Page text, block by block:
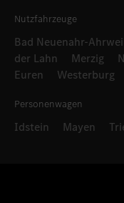
Nutzfahrzeuge
Bad Neuenahr-
der Lahn
Merzig
Euren
Westerburg
Personenwagen
Idstein Mayen